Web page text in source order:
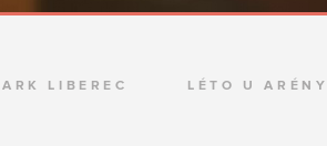
LIBEREC LÉTO U ARÉNY